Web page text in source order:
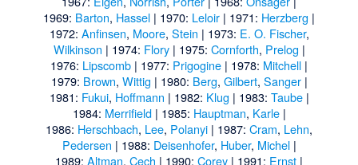
1969: Barton, Hassel | 1970: Leloir | 1971: Herzberg |
1972: Anfinsen, Moore, Stein | 1973: E. O. Fischer,
Wilkinson | 1974: Flory| 1975: Cornforth, Prelog |
1976: Lipscomb | 1977: Prigogine | 1978: Mitchell |
1979: Brown, Wittig | 1980: Berg, Gilbert, Sanger|
1981: Fukui, Hoffmann | 1982: Klug | 1983: Taube|
1984: Merrifield| 1985: Hauptman, Karle|
1986: Herschbach, Lee, Polanyi | 1987: Cram, Lehn,
Pedersen | 1988: Deisenhofer, Huber, Michel|
1989: Altman, Cech | 1990: Corey | 1991: Ernst |